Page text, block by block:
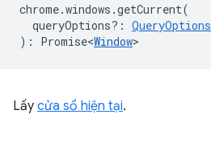
chrome.windows .getCurrent(
queryOptions? : QueryOptions
) : Promise<Window>
Lấy cửa sổ hiện tại.